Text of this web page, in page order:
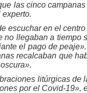
las cinco
escuchar en el
llegaban a tiempo
el pago de
recalcaban que
litúrgicas de
por el Covid-19»,